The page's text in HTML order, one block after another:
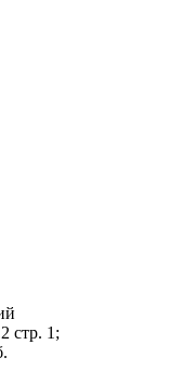
стр. 1;